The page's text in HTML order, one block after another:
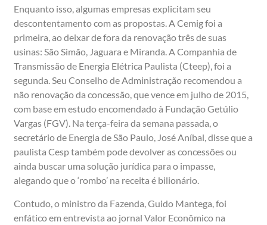
Enquanto isso, algumas empresas explicitam seu
descontentamento com as propostas. A Cemig foi a
primeira, ao deixar de fora da renovação três de suas
usinas: São Simão, Jaguara e Miranda. A Companhia de
Transmissão de Energia Elétrica Paulista (Cteep), foi a
segunda. Seu Conselho de Administração recomendou a
não renovação da concessão, que vence em julho de 2015,
com base em estudo encomendado à Fundação Getúlio
Vargas (FGV). Na terça-feira da semana passada, o
secretário de Energia de São Paulo, José Aníbal, disse que a
paulista Cesp também pode devolver as concessões ou
ainda buscar uma solução jurídica para o impasse,
alegando que o ‘rombo’ na receita é bilionário.
Contudo, o ministro da Fazenda, Guido Mantega, foi
enfático em entrevista ao jornal Valor Econômico na